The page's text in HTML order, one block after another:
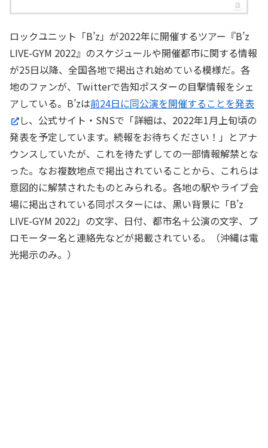
ロックユニット「B’z」が2022年に開催するツアー『B’z
LIVE-GYM 2022』のスケジュールや開催都市に関する情報
が25日以降、全国各地で掲出され始めている模様だ。各
地のファンが、Twitterで告知ポスターの目撃情報をシェ
アしている。B’zは前24日に同公演を開催することを発表
し、公式サイト・SNSで「詳細は、2022年1月上旬頃の
発表を予定しています。続報をお待ちください！」とアナ
ウンスしていたが、これを待たずしての一部情報解禁とな
った。なお複数地点で掲出されていることから、これらは
意図的に解禁されたものとみられる。各地の駅やライブ会
場に掲出されている同ポスターには、黒い背景に「B’z
LIVE-GYM 2022」の文字、日付、都市名＋公演の文字、プ
ロモーター名と連絡先などが掲載されている。（沖縄は電
光掲示のみ。）